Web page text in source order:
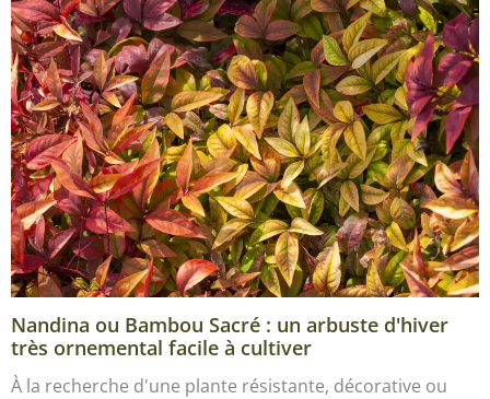
Nandina ou Bambou Sacré : un arbuste d'hiver
très ornemental facile à cultiver
À la recherche d'une plante résistante, décorative ou